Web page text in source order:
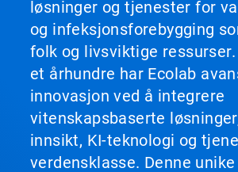
løsninger og tjenester for
og infeksjonsforebygging
folk og livsviktige
et århundre har Ecolab
innovasjon ved å integrere
vitenskapsbaserte
innsikt, KI-teknologi og
verdensklasse. Denne unike